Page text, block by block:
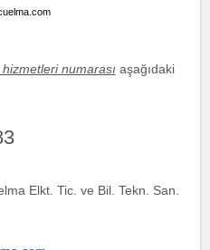
numarasıaşağıdaki
Elkt. Tic. ve Bil. Tekn. San.